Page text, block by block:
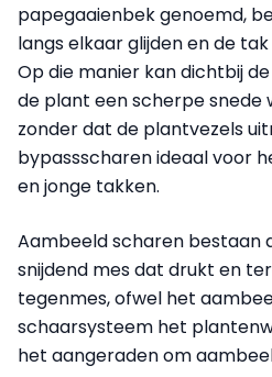
papegaaienbek genoemd,
langs elkaar glijden en de
Op die manier kan dichtbij
de plant een scherpe snede
zonder dat de plantvezels
bypassscharen ideaal voor
en jonge takken.
Aambeeld scharen bestaan
snijdend mes dat drukt en
tegenmes, ofwel het
schaarsysteem het
het aangeraden om